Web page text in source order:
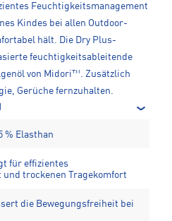
Feuchtigkeitsmanagement
Kindes bei allen Outdoor-
hält. Die Dry Plus-
feuchtigkeitsableitende
von Midori™. Zusätzlich
Gerüche fernzuhalten.
% Elasthan
für effizientes
trockenen Tragekomfort
die Bewegungsfreiheit bei